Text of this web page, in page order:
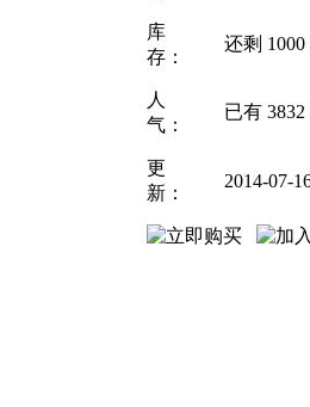
库
存：
还剩 1000
人
气：
已有 3832
更
新：
2014-07-